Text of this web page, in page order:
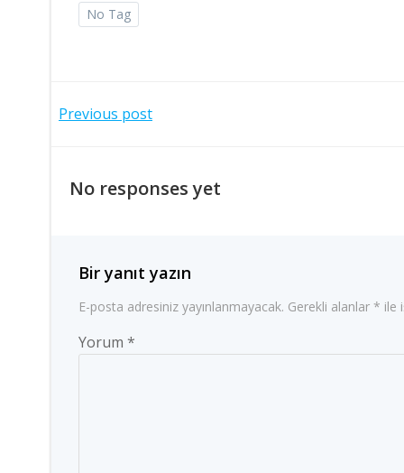
No Tag
Post
Previous post
No responses yet
Bir yanıt yazın
E-posta adresiniz yayınlanmayacak. Gerekli alanlar * ile
Yorum *